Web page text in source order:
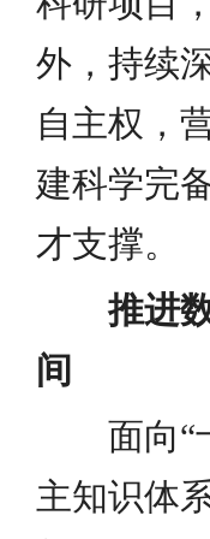
外，持续
自主权，
建科学完
才支撑。
推进
间
面向“
主知识体